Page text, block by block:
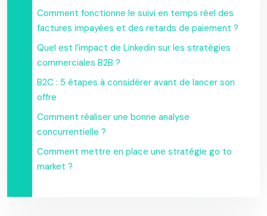
Comment fonctionne le suivi en temps réel des
factures impayées et des retards de paiement ?
Quel est l’impact de Linkedin sur les stratégies
commerciales B2B ?
B2C : 5 étapes à considérer avant de lancer son
offre
Comment réaliser une bonne analyse
concurrentielle ?
Comment mettre en place une stratégie go to
market ?